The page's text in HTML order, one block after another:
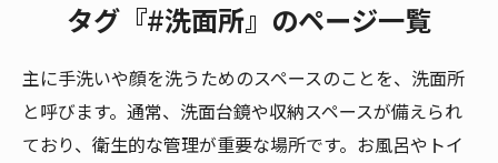
タグ『#洗面所』のページ一覧
主に手洗いや顔を洗うためのスペースのことを、洗面所
と呼びます。通常、洗面台鏡や収納スペースが備えられ
ており、衛生的な管理が重要な場所です。お風呂やトイ